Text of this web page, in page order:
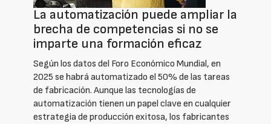
La automatización puede ampliar la
brecha de competencias si no se
imparte una formación eficaz
Según los datos del Foro Económico Mundial, en
2025 se habrá automatizado el 50% de las tareas
de fabricación. Aunque las tecnologías de
automatización tienen un papel clave en cualquier
estrategia de producción exitosa, los fabricantes